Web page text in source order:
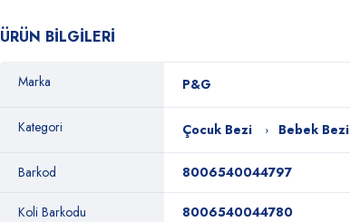
ÜRÜN BİLGİLERİ
Marka P&G
Kategori Çocuk Bezi Bebek Bezi
Barkod 8006540044797
Koli Barkodu 8006540044780